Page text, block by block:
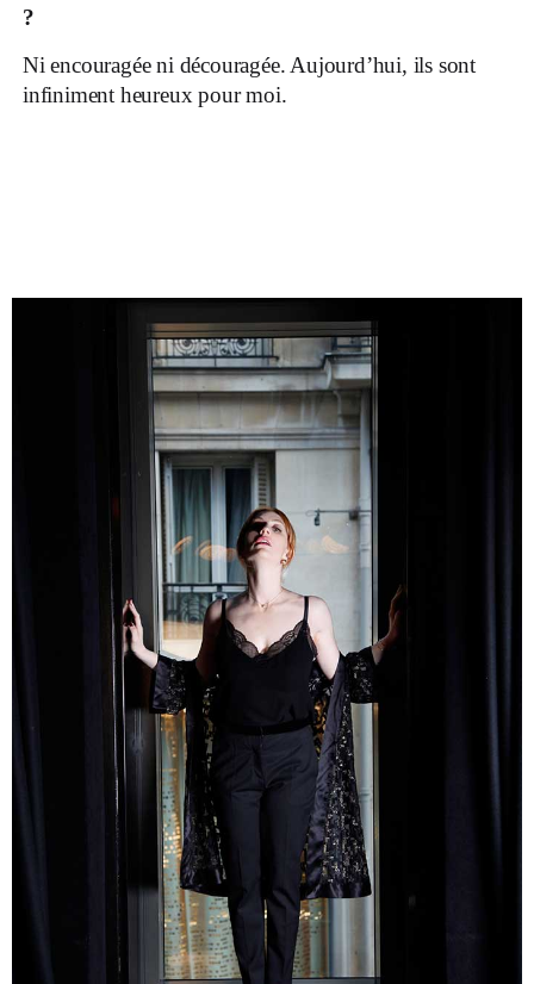
?
Ni encouragée ni découragée. Aujourd’hui, ils sont
infiniment heureux pour moi.